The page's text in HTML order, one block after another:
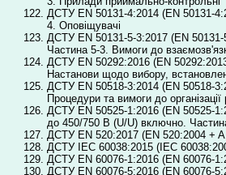
ДСТУ EN 50131-4:2014 (EN 50131-
4. Оповіщувачі
ДСТУ EN 50131-5-3:2017 (EN 50131-
Частина 5-3. Вимоги до
ДСТУ EN 50292:2016 (EN
Настанови щодо вибору,
ДСТУ EN 50518-3:2014 (EN 50518-
Процедури та вимоги до організації
ДСТУ EN 50525-1:2016 (EN 50525-
до 450/750 В (U/U) включно.
ДСТУ EN 520:2017 (EN 520:2004 +
ДСТУ IEC 60038:2015 (IEC
ДСТУ EN 60076-1:2016 (EN 60076-
ДСТУ EN 60076-5:2016 (EN 60076-